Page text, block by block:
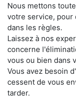
Nous mettons
votre service, pour
dans les règles.
Laissez à nos
concerne
vous ou bien dans
Vous avez besoin
cessent de vous
tarder.